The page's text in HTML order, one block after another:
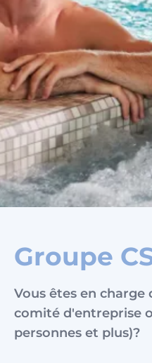
Groupe
Vous êtes en charge
comité d'entreprise
personnes et plus)?